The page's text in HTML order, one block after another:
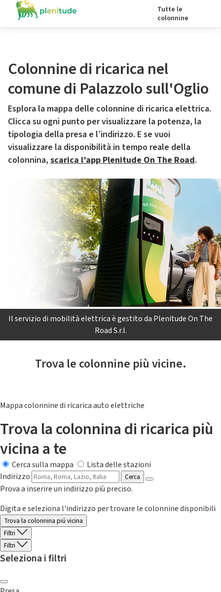
Tutte le
colonnine
Colonnine di ricarica nel
comune di Palazzolo sull'Oglio
Esplora la mappa delle colonnine di ricarica elettrica.
Clicca su ogni punto per visualizzare la potenza, la
tipologia della presa e l’indirizzo. E se vuoi
visualizzare la disponibilità in tempo reale della
colonnina, scarica l’app Plenitude On The Road.
Il servizio di mobilità elettrica è gestito da Plenitude On The
Road S.r.l.
Trova le colonnine più vicine.
Mappa colonnine di ricarica auto elettriche
Trova la colonnina di ricarica più
vicina a te
Cerca sulla mappa
Lista delle stazioni
Indirizzo
Cerca
Prova a inserire un indirizzo più preciso.
Digita e seleziona l'indirizzo per trovare le colonnine disponibili
Trova la colonnina piú vicina
Filtri
Filtri
Seleziona i filtri